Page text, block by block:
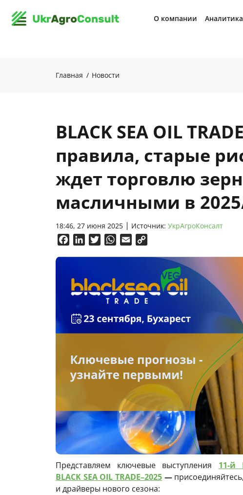
О компании Аналитика
Главная Новости
BLACK SEA OIL
правила, старые
ждет торговлю
масличными в
18:46, 27 июня 2025 Источник: УкрАгроКонсалт
FacebookLinkedInTwitterWhatsApp
Email
Представляем ключевые выступления 11-й
BLACK SEA OIL TRADE–2025 —
и драйверы нового сезона: